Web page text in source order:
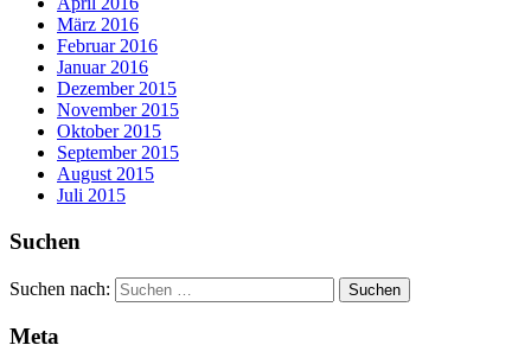
März 2016
Februar 2016
Januar 2016
Dezember 2015
November 2015
Oktober 2015
September 2015
August 2015
Juli 2015
Suchen
Suchen nach:
Meta